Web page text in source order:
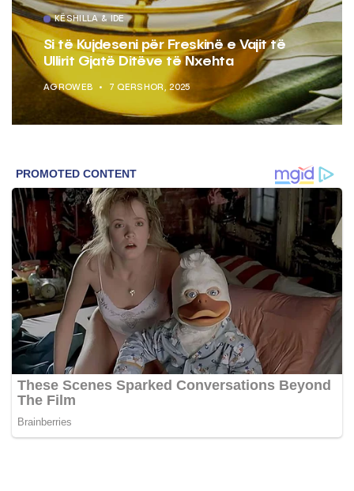
KËSHILLA & IDE
Si të Kujdeseni për Freskinë e Vajit të
Ullirit Gjatë Ditëve të Nxehta
AGROWEB 7 QERSHOR, 2025